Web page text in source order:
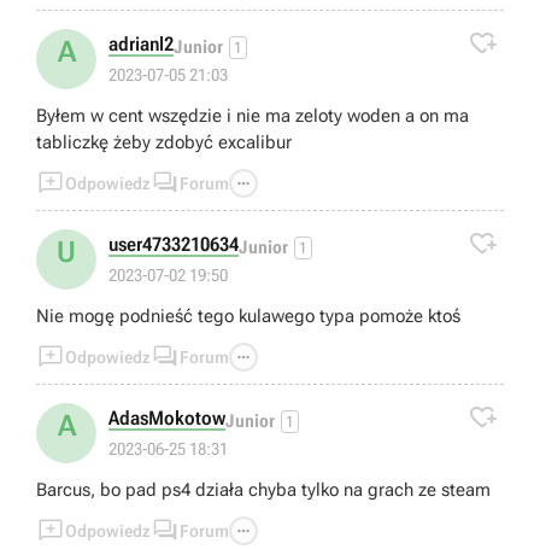
A adrianl2Junior 1
2023-07-05 21:03

Byłem w cent wszędzie i nie ma zeloty woden a on ma
tabliczkę żeby zdobyć excalibur
Odpowiedz  Forum 
U user4733210634Junior 1
2023-07-02 19:50

Nie mogę podnieść tego kulawego typa pomoże ktoś
Odpowiedz  Forum 
A AdasMokotowJunior 1
2023-06-25 18:31

Barcus, bo pad ps4 działa chyba tylko na grach ze steam
Odpowiedz  Forum 